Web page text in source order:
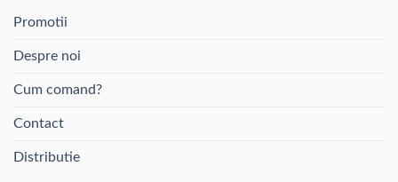
Promotii
Despre noi
Cum comand?
Contact
Distributie